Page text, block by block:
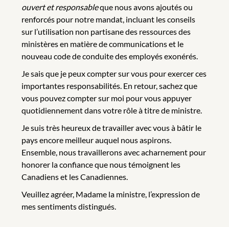
ouvert et responsableque nous avons ajoutés ou
renforcés pour notre mandat, incluant les conseils
sur l’utilisation non partisane des ressources des
ministères en matière de communications et le
nouveau code de conduite des employés exonérés.
Je sais que je peux compter sur vous pour exercer ces
importantes responsabilités. En retour, sachez que
vous pouvez compter sur moi pour vous appuyer
quotidiennement dans votre rôle à titre de ministre.
Je suis très heureux de travailler avec vous à bâtir le
pays encore meilleur auquel nous aspirons.
Ensemble, nous travaillerons avec acharnement pour
honorer la confiance que nous témoignent les
Canadiens et les Canadiennes.
Veuillez agréer, Madame la ministre, l’expression de
mes sentiments distingués.